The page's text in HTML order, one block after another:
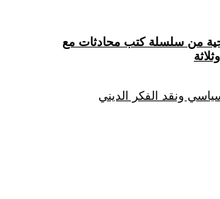
من سلسلة كتب محادثات مع
ونقد الفكر الديني